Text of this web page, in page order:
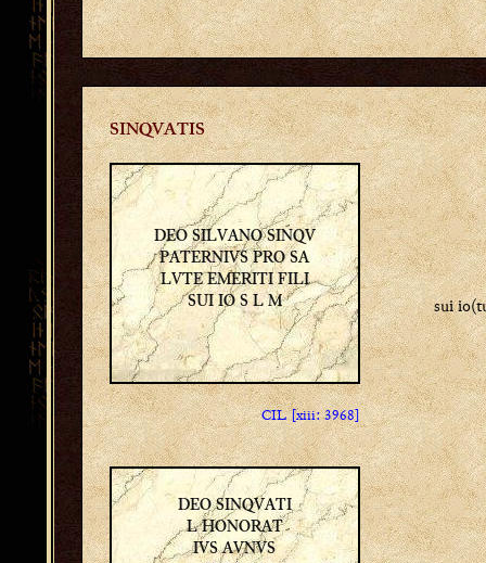
SINQVATIS
DEO SILVANO SINQV
PATERNIVS PRO SA
LVTE EMERITI FILI
SUI IO S L M
sui
CIL [xiii: 3968]
DEO SINQVATI
L HONORAT
IVS AVNVS